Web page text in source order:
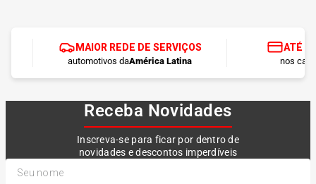
MAIOR REDE DE SERVIÇOS
automotivos daAmérica Latina
ATÉ
nos
Receba Novidades
Inscreva-se para ficar por dentro de
novidades e descontos imperdíveis